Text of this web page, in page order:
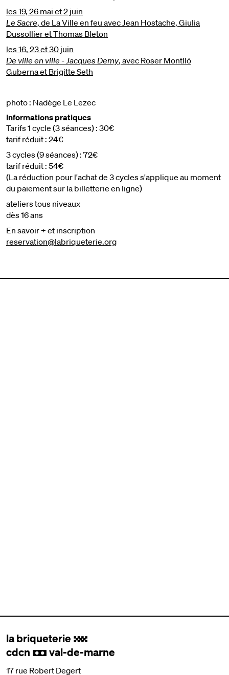
les 19, 26 mai et 2 juin
Le Sacre, de La Ville en feu avec Jean Hostache, Giulia
Dussollier et Thomas Bleton
les 16, 23 et 30 juin
De ville en ville - Jacques Demy, avec Roser Montlló
Guberna et Brigitte Seth
photo : Nadège Le Lezec
Informations pratiques
Tarifs 1 cycle (3 séances) : 30€
tarif réduit : 24€
3 cycles (9 séances) : 72€
tarif réduit : 54€
(La réduction pour l'achat de 3 cycles s'applique au moment
du paiement sur la billetterie en ligne)
ateliers tous niveaux
dès 16 ans
En savoir + et inscription
reservation@labriqueterie.org
la briqueterie .
cdcn , val-de-marne
17 rue Robert Degert